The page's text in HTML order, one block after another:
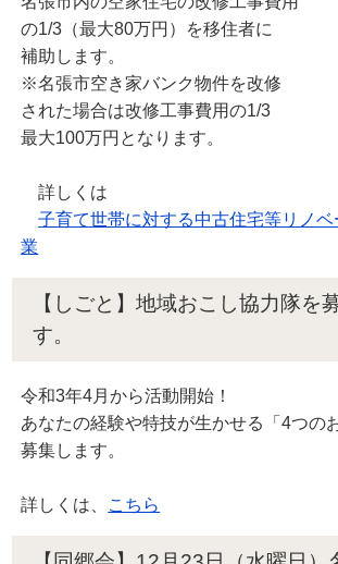
の1/3（最大80万円）を移住者に
補助します。
※名張市空き家バンク物件を改修
された場合は改修工事費用の1/3
最大100万円となります。
詳しくは
子育て世帯に対する中古住宅等リノ
業
【しごと】地域おこし協力隊を
す。
令和3年4月から活動開始！
あなたの経験や特技が生かせる「4つの
募集します。
詳しくは、 こちら